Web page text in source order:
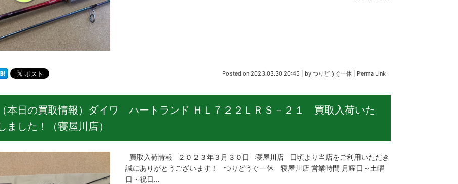
Posted on 2023.03.30 20:45 by つりどうぐ一休 Perma Link
（本日の買取情報）ダイワ ハートランド ＨＬ７２２ＬＲＳ－２１ 買取入荷いた
ました！（寝屋川店）
買取入荷情報 ２０２３年３月３０日 寝屋川店 日頃より当店をご利用いただき
誠にありがとうございます！ つりどうぐ一休 寝屋川店 営業時間 月曜日～土曜
日・祝日…